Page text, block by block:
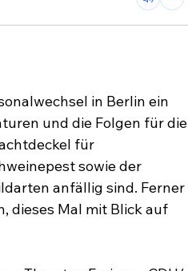
in Berlin ein
und die Folgen für die
für
sowie der
anfällig sind. Ferner
dieses Mal mit Blick auf